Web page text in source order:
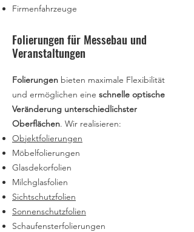
Firmenfahrzeuge
Folierungen für Messebau und
Veranstaltungen
Folierungen bieten maximale Flexibilität
und ermöglichen eine schnelle optische
Veränderung unterschiedlichster
Oberflächen. Wir realisieren:
Objektfolierungen
Möbelfolierungen
Glasdekorfolien
Milchglasfolien
Sichtschutzfolien
Sonnenschutzfolien
Schaufensterfolierungen